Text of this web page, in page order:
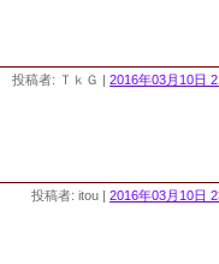
投稿者: ＴｋＧ | 2016年03月10日
投稿者: itou | 2016年03月10日